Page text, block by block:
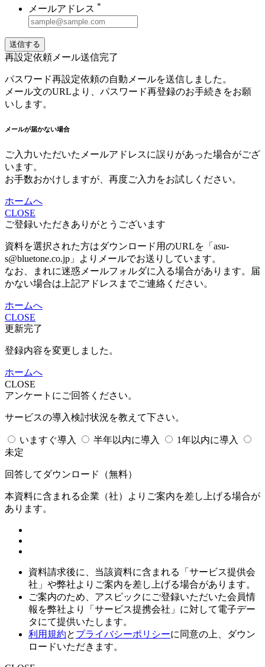
メールアドレス *
送信する
再設定依頼メール送信完了
パスワード再設定依頼の自動メールを送信しました。
メール文のURLより、パスワード再登録のお手続きをお願
いします。
メールが届かない場合
ご入力いただいたメールアドレスに誤りがあった場合がござ
います。
お手数おかけしますが、再度ご入力をお試しください。
ホームへ
CLOSE
ご登録いただきありがとうございます
資料を選択された方はダウンロード用のURLを「asu-
s@bluetone.co.jp」よりメールでお送りしています。
なお、まれに迷惑メールフォルダに入る場合があります。届
かない場合は上記アドレスまでご連絡ください。
ホームへ
CLOSE
更新完了
登録内容を変更しました。
ホームへ
CLOSE
アンケートにご回答ください。
サービスの導入検討状況を教えて下さい。
いますぐ導入 半年以内に導入
1年以内に導入
未定
回答してダウンロード （無料）
本資料に含まれる企業（社）よりご案内を差し上げる場合が
あります。
資料請求後に、当該資料に含まれる「サービス提供会
社」や弊社よりご案内を差し上げる場合があります。
ご案内のため、アスピックにご登録いただいた会員情
報を弊社より「サービス提携会社」に対して電子デー
タにて提供いたします。
利用規約と プライバシーポリシーに同意の上、ダウン
ロードいただきます。